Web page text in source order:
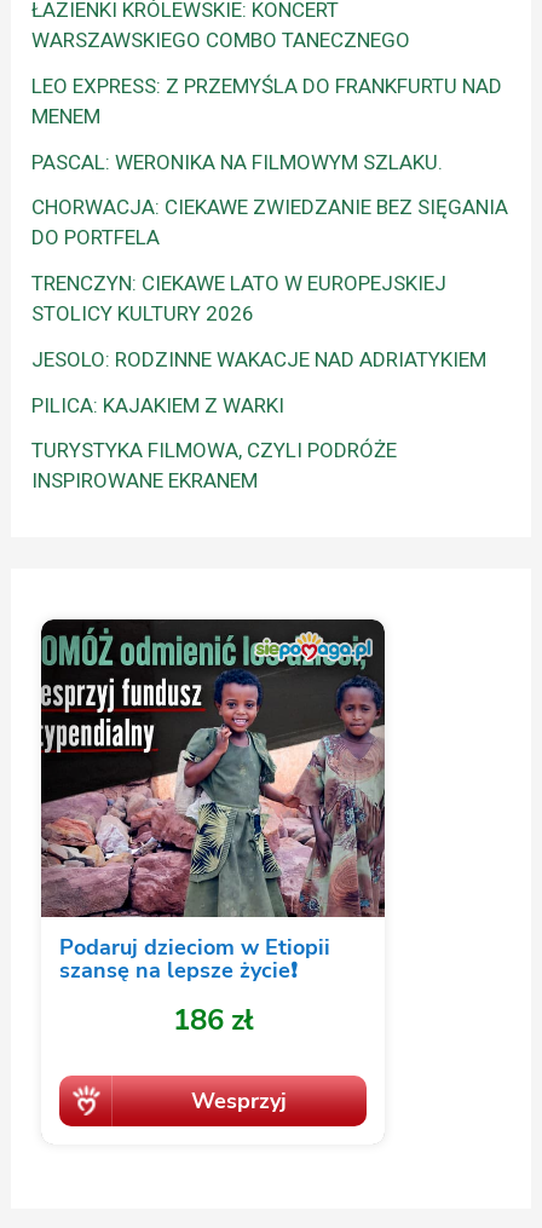
ŁAZIENKI KRÓLEWSKIE: KONCERT
WARSZAWSKIEGO COMBO TANECZNEGO
LEO EXPRESS: Z PRZEMYŚLA DO FRANKFURTU NAD
MENEM
PASCAL: WERONIKA NA FILMOWYM SZLAKU.
CHORWACJA: CIEKAWE ZWIEDZANIE BEZ SIĘGANIA
DO PORTFELA
TRENCZYN: CIEKAWE LATO W EUROPEJSKIEJ
STOLICY KULTURY 2026
JESOLO: RODZINNE WAKACJE NAD ADRIATYKIEM
PILICA: KAJAKIEM Z WARKI
TURYSTYKA FILMOWA, CZYLI PODRÓŻE
INSPIROWANE EKRANEM